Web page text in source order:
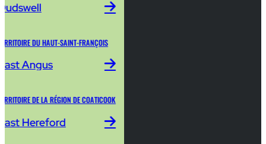
DU HAUT-SAINT-FRANÇOIS
Angus
DE LA RÉGION DE COATICOOK
Hereford